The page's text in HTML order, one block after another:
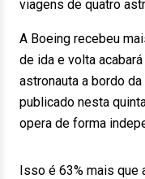
viagens de quatro
A Boeing recebeu
de ida e volta
astronauta a bordo
publicado nesta
opera de forma
Isso é 63% mais que